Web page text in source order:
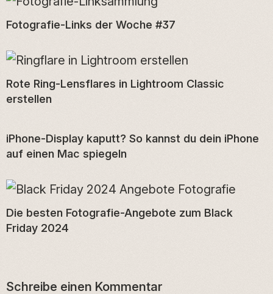
Fotografie-Links der Woche #37
Rote Ring-Lensflares in Lightroom Classic
erstellen
iPhone-Display kaputt? So kannst du dein iPhone
auf einen Mac spiegeln
Die besten Fotografie-Angebote zum Black
Friday 2024
Schreibe einen Kommentar